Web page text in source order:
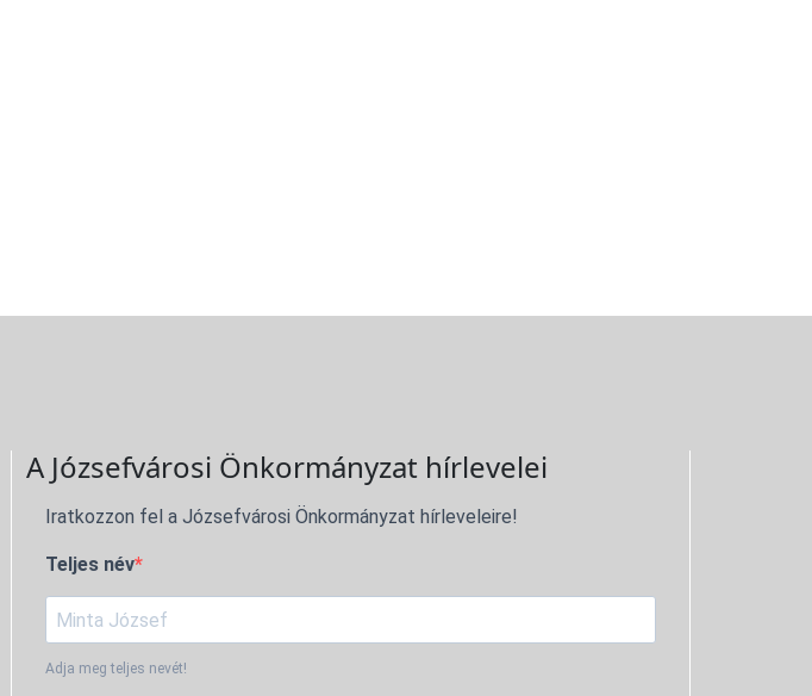
A Józsefvárosi Önkormányzat hírlevelei
Iratkozzon fel a Józsefvárosi Önkormányzat hírleveleire!
Teljes név
Adja meg teljes nevét!